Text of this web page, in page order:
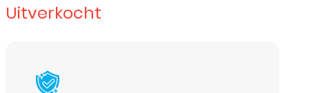
Uitverkocht